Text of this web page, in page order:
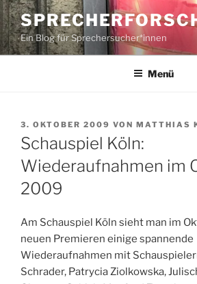
Zum
Inhalt
springenEin Blog für Sprechersucher*innen
Menü
VERÖFFENTLICHT
AM
3. OKTOBER 2009 VON MATTHIAS
Schauspiel Köln:
Wiederaufnahmen im
2009
Am Schauspiel Köln sieht man im
neuen Premieren einige spannende
Wiederaufnahmen mit
Schrader, Patrycia Ziolkowska,